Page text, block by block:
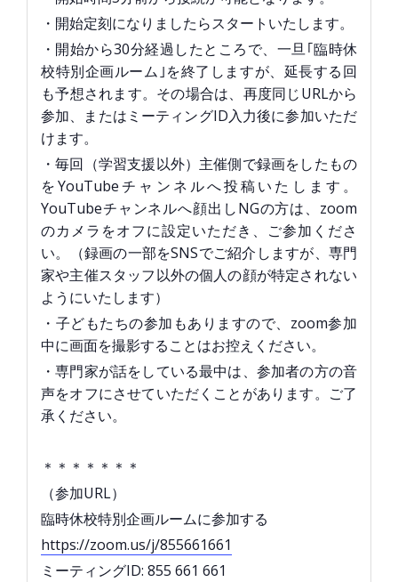
・開始定刻になりましたらスタートいたします。
・開始から30分経過したところで、一旦｢臨時休
校特別企画ルーム｣を終了しますが、延長する回
も予想されます。その場合は、再度同じURLから
参加、またはミーティングID入力後に参加いただ
けます。
・毎回（学習支援以外）主催側で録画をしたもの
をYouTubeチャンネルへ投稿いたします。
YouTubeチャンネルへ顔出しNGの方は、zoom
のカメラをオフに設定いただき、ご参加くださ
い。（録画の一部をSNSでご紹介しますが、専門
家や主催スタッフ以外の個人の顔が特定されない
ようにいたします）
・子どもたちの参加もありますので、zoom参加
中に画面を撮影することはお控えください。
・専門家が話をしている最中は、参加者の方の音
声をオフにさせていただくことがあります。ご了
承ください。
＊＊＊＊＊＊＊
（参加URL）
臨時休校特別企画ルームに参加する
https://zoom.us/j/855661661
ミーティングID: 855 661 661